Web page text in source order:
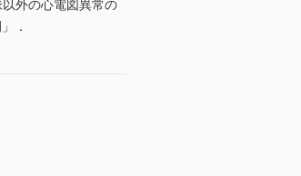
外の心電図異常の
．